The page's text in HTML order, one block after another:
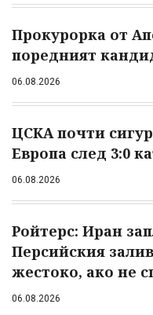
Прокурорка от
поредният
06.08.2026
ЦСКА почти
Европа след 3:0
06.08.2026
Ройтерс: Иран
Персийския
жестоко, ако не
06.08.2026